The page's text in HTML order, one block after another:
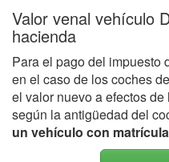
Valor venal vehículo
hacienda
Para el pago del impuesto
en el caso de los coches
el valor nuevo a efectos
según la antigüedad del
un vehículo con